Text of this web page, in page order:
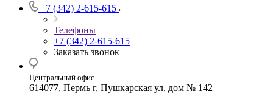
+7 (342) 2-615-615
Телефоны
+7 (342) 2-615-615
Заказать звонок
Центральный офис
614077, Пермь г, Пушкарская ул, дом № 142